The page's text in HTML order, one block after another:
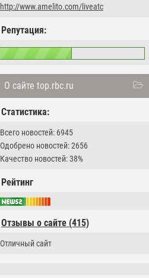
http://www.amelito.com/liveatc
Репутация:
О сайте top.rbc.ru
Статистика:
Всего новостей: 6945
Одобрено новостей: 2656
Качество новостей: 38%
Рейтинг
Отзывы о сайте (415)
Отличный сайт